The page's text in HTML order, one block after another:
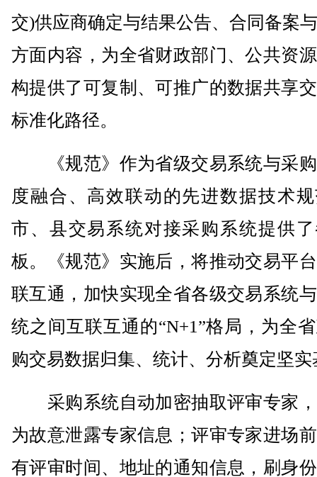
交)供应商确定与结果公告、合同备案
方面内容，为全省财政部门、公共资
构提供了可复制、可推广的数据共享
标准化路径。
《规范》作为省级交易系统与采
度融合、高效联动的先进数据技术
市、县交易系统对接采购系统提供
板。《规范》实施后，将推动交易平
联互通，加快实现全省各级交易系统
统之间互联互通的“N+1”格局，为全
购交易数据归集、统计、分析奠定坚实
采购系统自动加密抽取评审专家
为故意泄露专家信息；评审专家进场
有评审时间、地址的通知信息，刷身